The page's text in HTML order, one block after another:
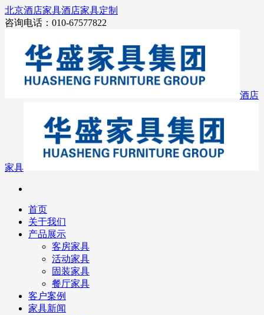
北京酒店家具酒店家具定制
咨询电话：010-67577822
酒店
家具
首页
关于我们
产品展示
客房家具
活动家具
固装家具
餐厅家具
客户案例
家具新闻